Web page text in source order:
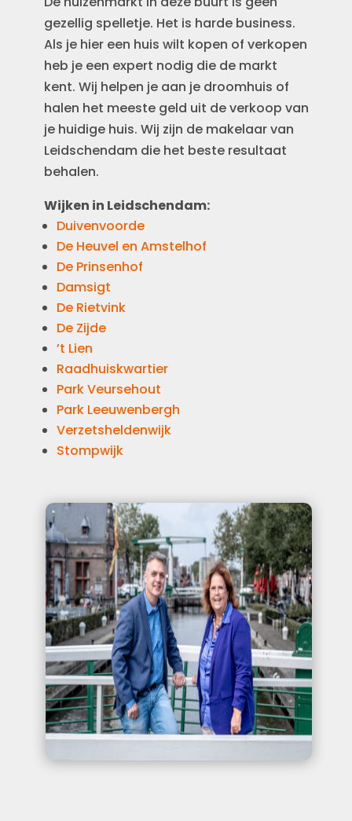
gezellig spelletje. Het is harde business.
Als je hier een huis wilt kopen of verkopen
heb je een expert nodig die de markt
kent. Wij helpen je aan je droomhuis of
halen het meeste geld uit de verkoop van
je huidige huis. Wij zijn de makelaar van
Leidschendam die het beste resultaat
behalen.
Wijken in Leidschendam:
Duivenvoorde
De Heuvel en Amstelhof
De Prinsenhof
Damsigt
De Rietvink
De Zijde
’t Lien
Raadhuiskwartier
Park Veursehout
Park Leeuwenbergh
Verzetsheldenwijk
Stompwijk